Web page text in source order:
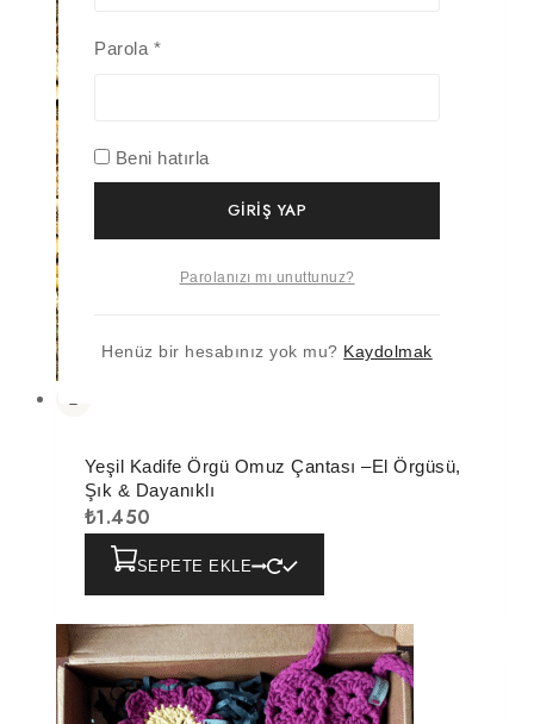
Yeşil Kadife Örgü Omuz Çantası –El Örgüsü,
Şık & Dayanıklı
₺1.450
SEPETE EKLE
Parola *
Beni hatırla
GIRIŞ YAP
Parolanızı mı unuttunuz?
Henüz bir hesabınız yok mu? Kaydolmak